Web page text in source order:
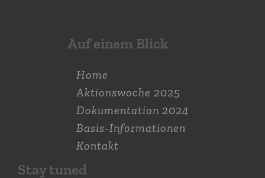
Auf einem Blick
Home
Aktions­woche 2025
Dokumen­tation 2024
Basis-Informationen
Kontakt
Stay tuned